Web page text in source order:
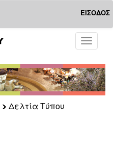
ΕΙΣΟΔΟΣ
Toggle
Δελτία Τύπου